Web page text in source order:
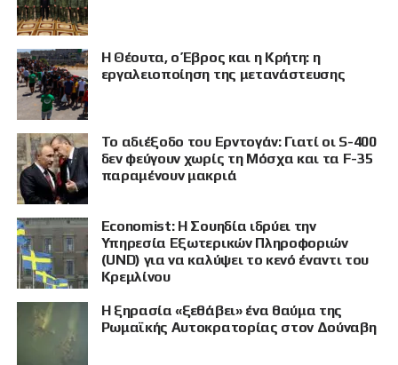
ΠΡΟΒΟΛΗ
Η Θέουτα, ο Έβρος και η Κρήτη: η
εργαλειοποίηση της μετανάστευσης
Το αδιέξοδο του Ερντογάν: Γιατί οι S-400
δεν φεύγουν χωρίς τη Μόσχα και τα F-35
παραμένουν μακριά
Economist: Η Σουηδία ιδρύει την
Υπηρεσία Εξωτερικών Πληροφοριών
(UND) για να καλύψει το κενό έναντι του
Κρεμλίνου
Η ξηρασία «ξεθάβει» ένα θαύμα της
Ρωμαϊκής Αυτοκρατορίας στον Δούναβη